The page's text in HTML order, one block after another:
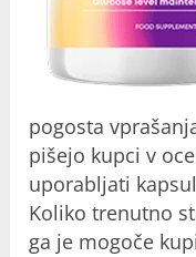
pogosta
pišejo kupci v
uporabljati
Koliko trenutno
ga je mogoče